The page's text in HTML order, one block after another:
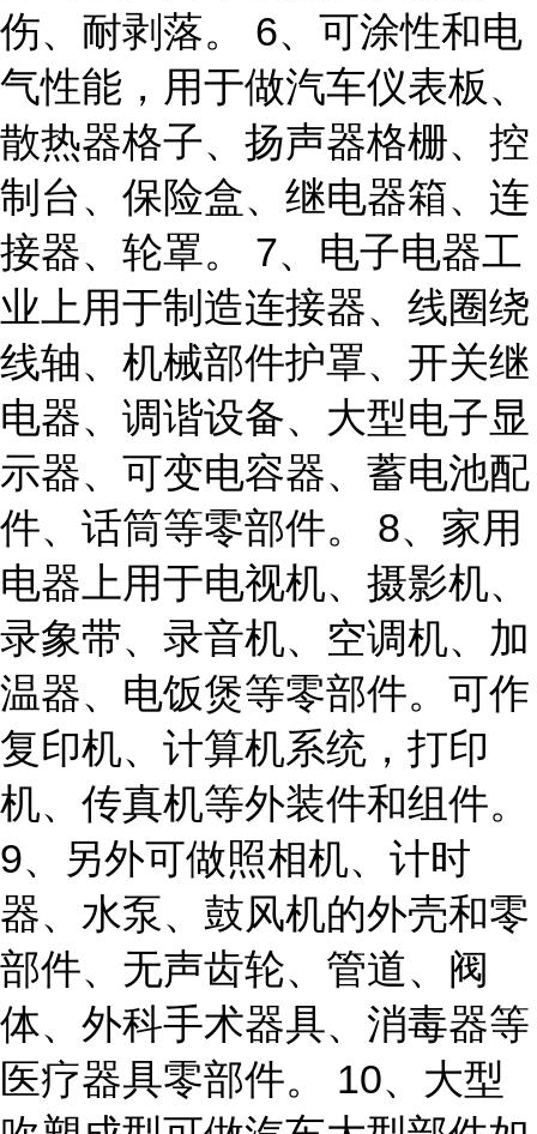
伤、耐剥落。 6、可涂性和电
气性能，用于做汽车仪表板、
散热器格子、扬声器格栅、控
制台、保险盒、继电器箱、连
接器、轮罩。 7、电子电器工
业上用于制造连接器、线圈绕
线轴、机械部件护罩、开关继
电器、调谐设备、大型电子显
示器、可变电容器、蓄电池配
件、话筒等零部件。 8、家用
电器上用于电视机、摄影机、
录象带、录音机、空调机、加
温器、电饭煲等零部件。可作
复印机、计算机系统，打印
机、传真机等外装件和组件。
9、另外可做照相机、计时
器、水泵、鼓风机的外壳和零
部件、无声齿轮、管道、阀
体、外科手术器具、消毒器等
医疗器具零部件。 10、大型